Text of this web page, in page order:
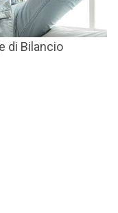
di Bilancio